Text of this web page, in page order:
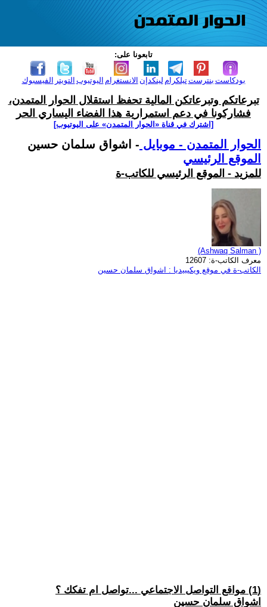
تابعونا على:
الفيسبوك التويتر اليوتيوب الانستغرام لينكدإن تيلكرامبنترست بودكاست
تبرعاتكم وتبرعاتكن المالية تحفظ استقلال الحوار المتمدن،
فشاركونا في دعم استمرارية هذا الفضاء اليساري الحر
[اشترك في قناة ‫«الحوار المتمدن» على اليوتيوب]
الحوار المتمدن - موبايل - اشواق سلمان حسين
الموقع الرئيسي
للمزيد - الموقع الرئيسي للكاتب-ة
(Ashwaq Salman )
معرف الكاتب-ة: 12607
الكاتب-ة في موقع ويكيبيديا : اشواق سلمان حسين
(1) مواقع التواصل الاجتماعي ...تواصل ام تفكك ؟
اشواق سلمان حسين